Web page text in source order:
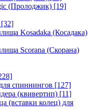
(Пролоджик) [19]
[32]
Kosadaka (Косадака)
Scorana (Скорана)
спиннингов [127]
(квивертип) [11]
(вставки колец) для